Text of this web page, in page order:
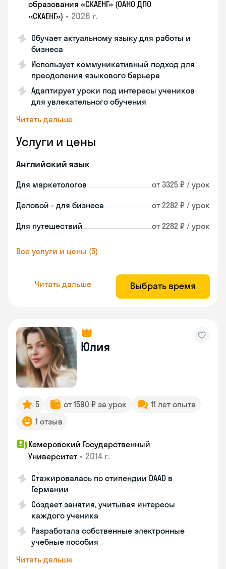
образования «СКАЕНГ» (ОАНО ДПО
«СКАЕНГ») • 2026 г.
Обучает актуальному языку для работы и
бизнеса
Использует коммуникативный подход для
преодоления языкового барьера
Адаптирует уроки под интересы учеников
для увлекательного обучения
Читать дальше
Услуги и цены
Английский язык
Для маркетологов от 3325 ₽ / урок
Деловой - для бизнеса от 2282 ₽ / урок
Для путешествий от 2282 ₽ / урок
Все услуги и цены (5)
Читать дальше Выбрать время
Юлия
5 от 1590 ₽ за урок
11 лет опыта
1 отзыв
Кемеровский Государственный
Университет • 2014 г.
Стажировалась по стипендии DAAD в
Германии
Создает занятия, учитывая интересы
каждого ученика
Разработала собственные электронные
учебные пособия
Читать дальше